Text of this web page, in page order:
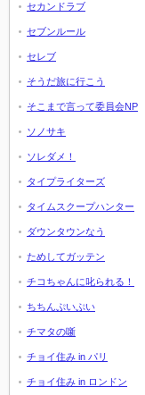
セカンドラブ
セブンルール
セレブ
そうだ旅に行こう
そこまで言って委員会NP
ソノサキ
ソレダメ！
タイプライターズ
タイムスクープハンター
ダウンタウンなう
ためしてガッテン
チコちゃんに叱られる！
ちちんぷいぷい
チマタの噺
チョイ住み in パリ
チョイ住み in ロンドン